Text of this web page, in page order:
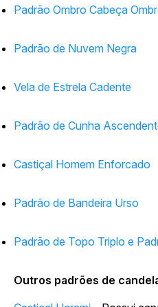
Padrão Ombro Cabeça
Padrão de Nuvem Negra
Vela de Estrela Cadente
Padrão de Cunha
Castiçal Homem Enforcado
Padrão de Bandeira Urso
Padrão de Topo Triplo e
Outros padrões de